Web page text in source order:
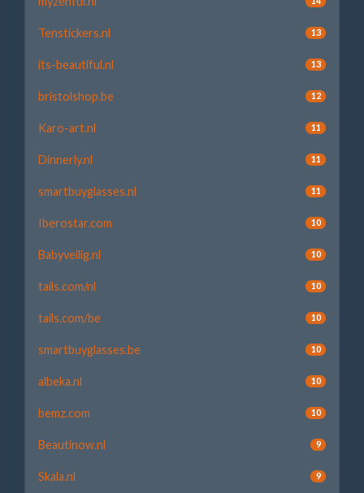
Tenstickers.nl 13
its-beautiful.nl 13
bristolshop.be 12
Karo-art.nl 11
Dinnerly.nl 11
smartbuyglasses.nl 11
Iberostar.com 10
Babyveilig.nl 10
tails.com/nl 10
tails.com/be 10
smartbuyglasses.be 10
albeka.nl 10
bemz.com 10
Beautinow.nl 9
Skala.nl 9